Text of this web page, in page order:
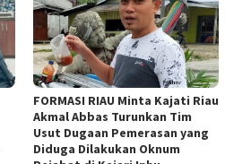
FORMASI RIAU Minta Kajati Riau
Akmal Abbas Turunkan Tim
Usut Dugaan Pemerasan yang
Diduga Dilakukan Oknum